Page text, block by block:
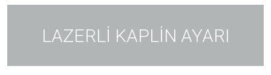
LAZERLİ KAPLİN AYARI